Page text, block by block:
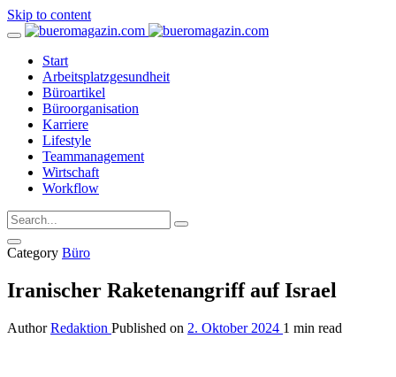
Skip to content
Start
Arbeitsplatzgesundheit
Büroartikel
Büroorganisation
Karriere
Lifestyle
Teammanagement
Wirtschaft
Workflow
Category Büro
Iranischer Raketenangriff auf Israel
Author Redaktion Published on 2. Oktober 2024 1 min read